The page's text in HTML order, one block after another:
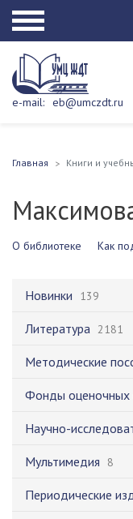
e-mail: eb@umczdt.ru
Главная Книги и
О библиотеке Как
Новинки 139
Литература 2181
Методические
Фонды оценочных
Научно-
Мультимедия 8
Периодические